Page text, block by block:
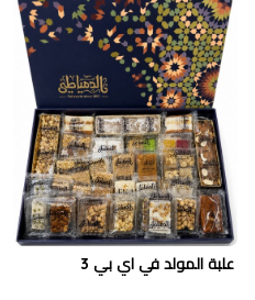
علبة المولد في اي بي 3